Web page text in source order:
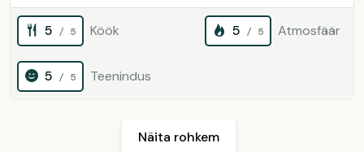
5 / 5 Köök 5 / 5 Atmosfäär
5 / 5 Teenindus
Näita rohkem